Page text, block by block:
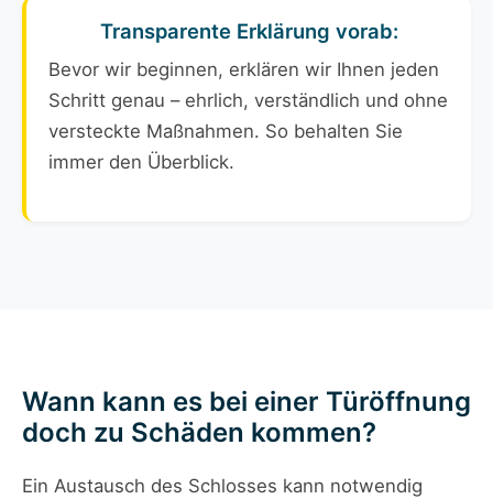
Transparente Erklärung vorab:
Bevor wir beginnen, erklären wir Ihnen jeden
Schritt genau – ehrlich, verständlich und ohne
versteckte Maßnahmen. So behalten Sie
immer den Überblick.
Wann kann es bei einer Türöffnung
doch zu Schäden kommen?
Ein Austausch des Schlosses kann notwendig